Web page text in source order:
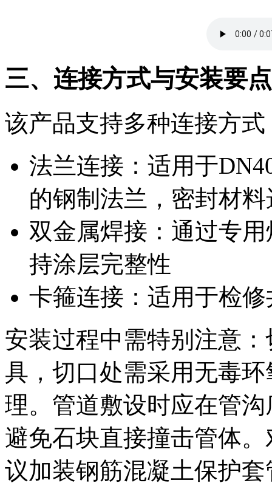
三、连接方式与安装要点
该产品支持多种连接方
法兰连接：适用于
的钢制法兰，密封材
双金属焊接：通过专
持涂层完整性
卡箍连接：适用于检
安装过程中需特别注意
具，切口处需采用无毒
理。管道敷设时应在管
避免石块直接撞击管体
议加装钢筋混凝土保护套